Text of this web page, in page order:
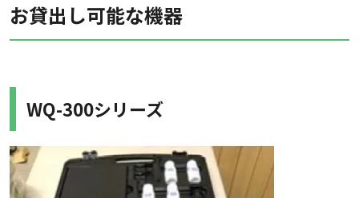
お貸出し可能な機器
WQ-300シリーズ